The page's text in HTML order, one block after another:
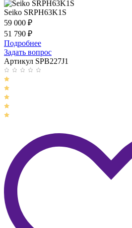
Seiko SRPH63K1S
59 000 ₽
51 790 ₽
Подробнее
Задать вопрос
Артикул SPB227J1